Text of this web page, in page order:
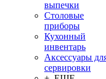
выпечки
Столовые
приборы
Кухонный
инвентарь
Аксессуары
сервировки